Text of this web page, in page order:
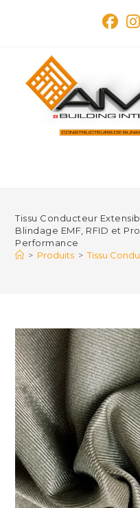
Tissu Conducteur
Blindage EMF, RFID et
Performance
> Produits > Tissu